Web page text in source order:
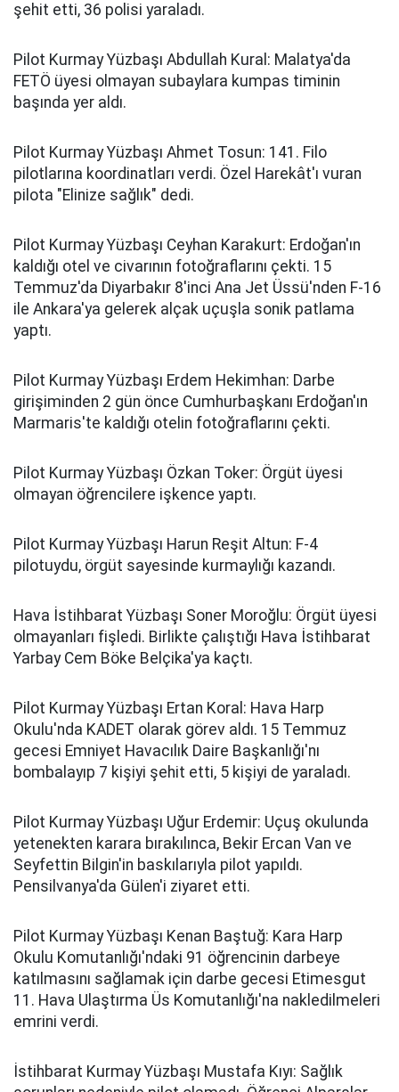
şehit etti, 36 polisi yaraladı.
Pilot Kurmay Yüzbaşı Abdullah Kural: Malatya'da
FETÖ üyesi olmayan subaylara kumpas timinin
başında yer aldı.
Pilot Kurmay Yüzbaşı Ahmet Tosun: 141. Filo
pilotlarına koordinatları verdi. Özel Harekât'ı vuran
pilota "Elinize sağlık" dedi.
Pilot Kurmay Yüzbaşı Ceyhan Karakurt: Erdoğan'ın
kaldığı otel ve civarının fotoğraflarını çekti. 15
Temmuz'da Diyarbakır 8'inci Ana Jet Üssü'nden F-16
ile Ankara'ya gelerek alçak uçuşla sonik patlama
yaptı.
Pilot Kurmay Yüzbaşı Erdem Hekimhan: Darbe
girişiminden 2 gün önce Cumhurbaşkanı Erdoğan'ın
Marmaris'te kaldığı otelin fotoğraflarını çekti.
Pilot Kurmay Yüzbaşı Özkan Toker: Örgüt üyesi
olmayan öğrencilere işkence yaptı.
Pilot Kurmay Yüzbaşı Harun Reşit Altun: F-4
pilotuydu, örgüt sayesinde kurmaylığı kazandı.
Hava İstihbarat Yüzbaşı Soner Moroğlu: Örgüt üyesi
olmayanları fişledi. Birlikte çalıştığı Hava İstihbarat
Yarbay Cem Böke Belçika'ya kaçtı.
Pilot Kurmay Yüzbaşı Ertan Koral: Hava Harp
Okulu'nda KADET olarak görev aldı. 15 Temmuz
gecesi Emniyet Havacılık Daire Başkanlığı'nı
bombalayıp 7 kişiyi şehit etti, 5 kişiyi de yaraladı.
Pilot Kurmay Yüzbaşı Uğur Erdemir: Uçuş okulunda
yetenekten karara bırakılınca, Bekir Ercan Van ve
Seyfettin Bilgin'in baskılarıyla pilot yapıldı.
Pensilvanya'da Gülen'i ziyaret etti.
Pilot Kurmay Yüzbaşı Kenan Baştuğ: Kara Harp
Okulu Komutanlığı'ndaki 91 öğrencinin darbeye
katılmasını sağlamak için darbe gecesi Etimesgut
11. Hava Ulaştırma Üs Komutanlığı'na nakledilmeleri
emrini verdi.
İstihbarat Kurmay Yüzbaşı Mustafa Kıyı: Sağlık